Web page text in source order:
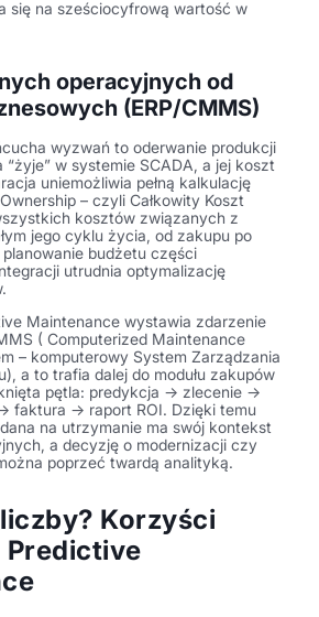
się na sześciocyfrową wartość w
operacyjnych od
(ERP/CMMS)
wyzwań to oderwanie produkcji
“żyje” w systemie SCADA, a jej koszt
uniemożliwia pełną kalkulację
– czyli Całkowity Koszt
kosztów związanych z
jego cyklu życia, od zakupu po
budżetu części
utrudnia optymalizację
Maintenance wystawia zdarzenie
( Computerized Maintenance
– komputerowy System Zarządzania
a to trafia dalej do modułu zakupów
pętla: predykcja → zlecenie →
faktura → raport ROI. Dzięki temu
na utrzymanie ma swój kontekst
a decyzję o modernizacji czy
poprzeć twardą analityką.
Korzyści